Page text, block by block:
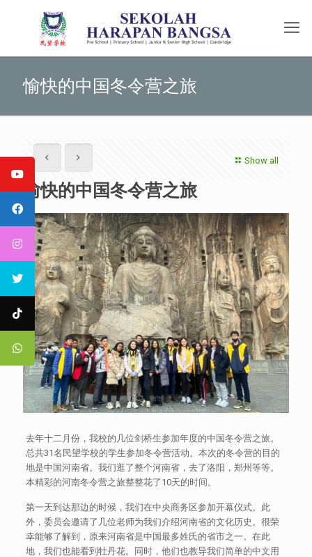
愉快的中国冬令营之旅
Show all
愉快的中国冬令营之旅
去年十二月份，我校的几位剑桥生参加年度的中国冬令营之旅。
总共31名民望学校的学生参加冬令营活动。本次的冬令营的目的
地是中国河南省。我们逛了整个河南省，去了洛阳，郑州等等。
本精彩的河南冬令营之旅整整花了10天的时间。
第一天到达那边的时候，我们在中央商务区参加开幕仪式。此
外，委员会邀请了几位老师为我们介绍河南省的文化历史。很荣
幸能够了解到，原来河南省是中国最多姓氏的省市之一。在此
地，我们也能看到牡丹花。同时，他们也教导我们简单的中文用